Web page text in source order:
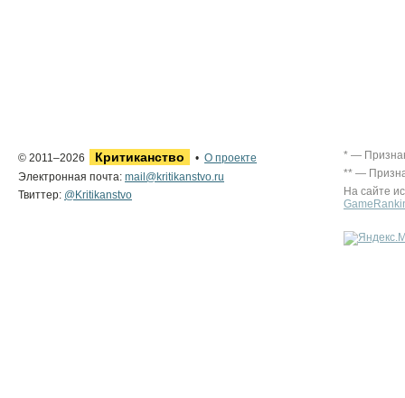
© 2011–2026 Критиканство • О проекте
Электронная почта: mail@kritikanstvo.ru
Твиттер: @Kritikanstvo
* —
** —
На сайте